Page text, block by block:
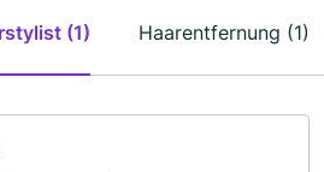
(1) Haarentfernung (1)